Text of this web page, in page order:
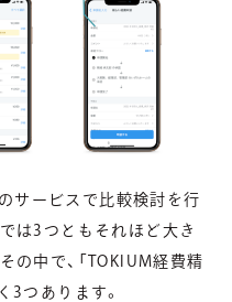
サービスで比較検討を行
は3つともそれほど大き
の中で、「TOKIUM経費精
3つあります。